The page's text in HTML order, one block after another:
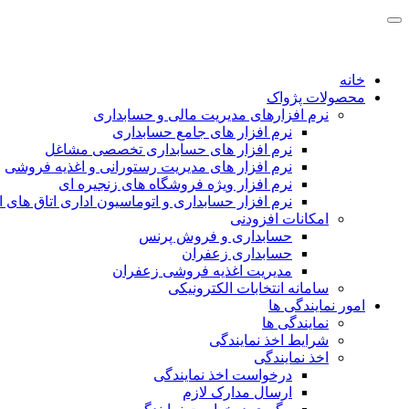
خانه
محصولات پژواک
نرم افزارهای مدیریت مالی و حسابداری
نرم افزار های جامع حسابداری
نرم افزار های حسابداری تخصصی مشاغل
نرم افزار های مدیریت رستورانی و اغذیه فروشی
نرم افزار ویژه فروشگاه های زنجیره ای
نرم افزار حسابداری و اتوماسیون اداری اتاق های
امکانات افزودنی
حسابداری و فروش پرنس
حسابداری زعفران
مدیریت اغذیه فروشی زعفران
سامانه انتخابات الکترونیکی
امور نمایندگی ها
نمایندگی ها
شرایط اخذ نمایندگی
اخذ نمایندگی
درخواست اخذ نمایندگی
ارسال مدارک لازم